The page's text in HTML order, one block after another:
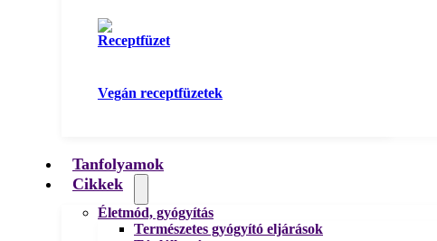
Vegán receptfüzetek
Tanfolyamok
Cikkek
Életmód, gyógyítás
Természetes gyógyító eljárások